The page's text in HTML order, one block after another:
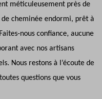
méticuleusement près de
cheminée endormi, prêt à
nous confiance, aucune
avec nos artisans
Nous restons à l’écoute de
questions que vous